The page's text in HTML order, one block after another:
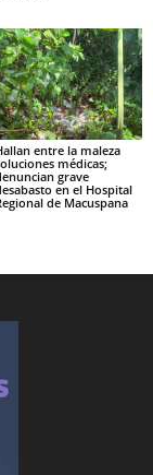
entre la maleza
médicas;
grave
en el Hospital
de Macuspana